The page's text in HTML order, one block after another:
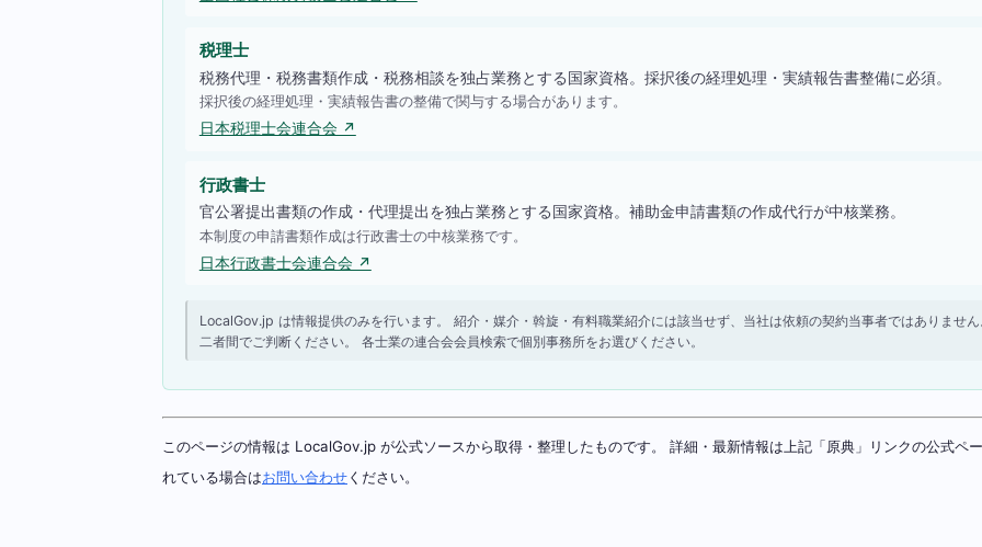
税理士
税務代理・税務書類作成・税務相談を独占業務とする国家資格。採択後の経理処理・実績報告書整備に必須。
採択後の経理処理・実績報告書の整備で関与する場合があります。
日本税理士会連合会 ↗
行政書士
官公署提出書類の作成・代理提出を独占業務とする国家資格。補助金申請書類の作成代行が中核業務。
本制度の申請書類作成は行政書士の中核業務です。
日本行政書士会連合会 ↗
LocalGov.jp は情報提供のみを行います。 紹介・媒介・斡旋・有料職業紹介には該当せず、当社は依頼の契約当事者ではありませ
二者間でご判断ください。 各士業の連合会会員検索で個別事務所をお選びください。
このページの情報は LocalGov.jp が公式ソースから取得・整理したものです。 詳細・最新情報は上記「原典」リンクの公式ペ
れている場合はお問い合わせください。